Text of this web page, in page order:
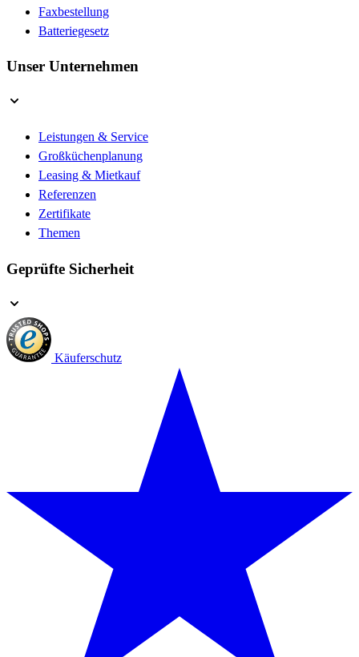
Faxbestellung
Batteriegesetz
Unser Unternehmen
Leistungen & Service
Großküchenplanung
Leasing & Mietkauf
Referenzen
Zertifikate
Themen
Geprüfte Sicherheit
Käuferschutz